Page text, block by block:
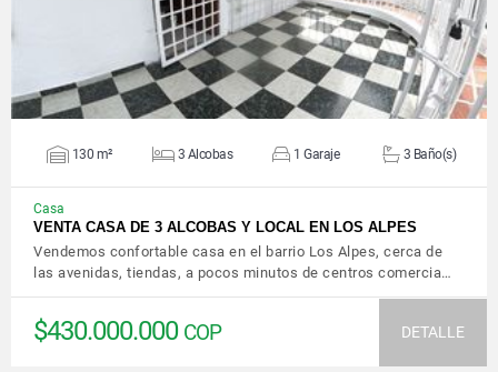
130 m² 3 Alcobas 1 Garaje 3 Baño(s)
Casa
VENTA CASA DE 3 ALCOBAS Y LOCAL EN LOS ALPES
Vendemos confortable casa en el barrio Los Alpes, cerca de
las avenidas, tiendas, a pocos minutos de centros comercia…
$430.000.000 COP DETALLE